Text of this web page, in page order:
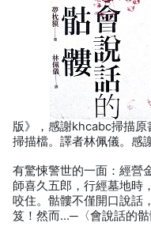
版》，感謝khcabc掃描
掃描檔。譯者林佩儀。感
有驚悚警世的一面：經營
師喜久五郎，行經墓地時
咬住。骷髏不僅開口說話
笈！然而…─〈會說話的骷